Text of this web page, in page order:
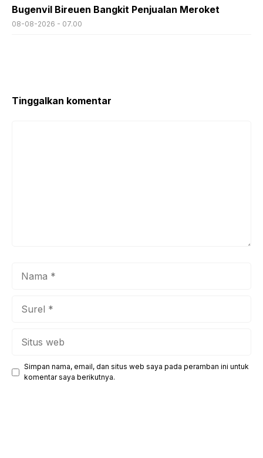
Bugenvil Bireuen Bangkit Penjualan Meroket
08-08-2026 - 07.00
Tinggalkan komentar
Simpan nama, email, dan situs web saya pada peramban ini untuk
komentar saya berikutnya.